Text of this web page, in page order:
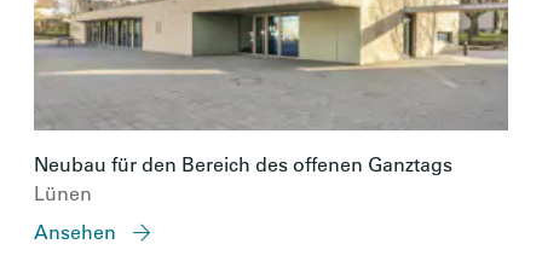
Neubau für den Bereich des offenen Ganztags
Lünen
Ansehen